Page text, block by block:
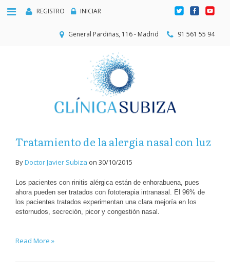
REGISTRO INICIAR
General Pardiñas, 116 - Madrid 91 561 55 94
Tratamiento de la alergia nasal con luz
ByDoctor Javier Subiza on 30/10/2015
Los pacientes con rinitis alérgica están de enhorabuena, pues
ahora pueden ser tratados con fototerapia intranasal. El 96% de
los pacientes tratados experimentan una clara mejoría en los
estornudos, secreción, picor y congestión nasal .
Read More »